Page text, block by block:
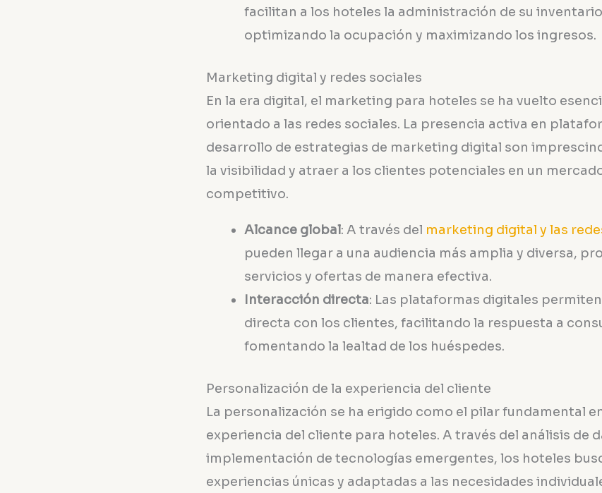
facilitan a los hoteles la administración de su
optimizando la ocupación y maximizando los ingresos.
Marketing digital y redes sociales
En la era digital, el marketing para hoteles se ha vuelto
orientado a las redes sociales. La presencia activa en
desarrollo de estrategias de marketing digital son
la visibilidad y atraer a los clientes potenciales en un
competitivo.
Alcance global: A través del marketing digital y las
pueden llegar a una audiencia más amplia y diversa,
servicios y ofertas de manera efectiva.
Interacción directa: Las plataformas digitales
directa con los clientes, facilitando la respuesta a
fomentando la lealtad de los huéspedes.
Personalización de la experiencia del cliente
La personalización se ha erigido como el pilar fundamental
experiencia del cliente para hoteles. A través del análisis de
implementación de tecnologías emergentes, los hoteles
experiencias únicas y adaptadas a las necesidades